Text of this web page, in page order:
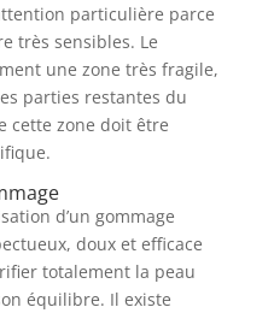
particulière parce
très sensibles. Le
une zone très fragile,
parties restantes du
cette zone doit être
d’un gommage
doux et efficace
totalement la peau
équilibre. Il existe